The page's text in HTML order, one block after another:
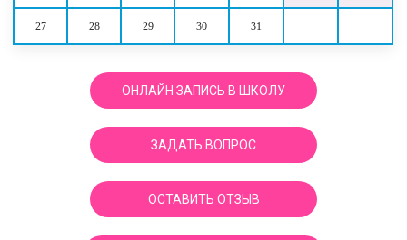
27 28 29 30 31
ОНЛАЙН ЗАПИСЬ В ШКОЛУ
ЗАДАТЬ ВОПРОС
ОСТАВИТЬ ОТЗЫВ